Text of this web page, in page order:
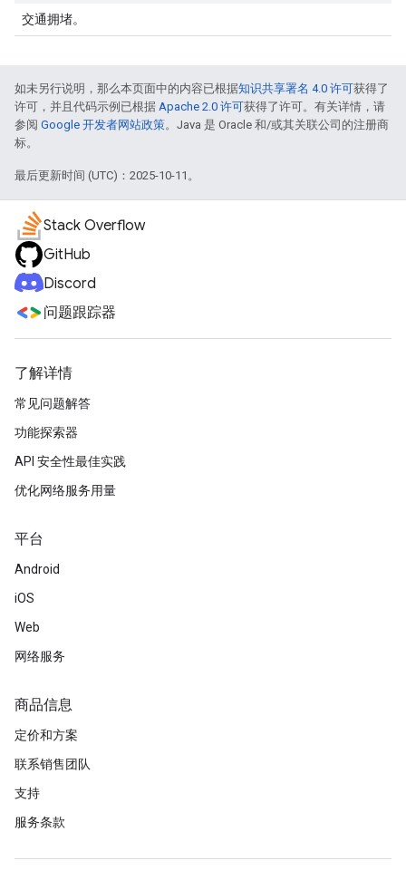
交通拥堵。
如未另行说明，那么本页面中的内容已根据知识共享署名 4.0 许可获得了
许可，并且代码示例已根据 Apache 2.0 许可获得了许可。有关详情，请
参阅 Google 开发者网站政策。Java 是 Oracle 和/或其关联公司的注册商
标。
最后更新时间 (UTC)：2025-10-11。
Stack Overflow
GitHub
Discord
问题跟踪器
了解详情
常见问题解答
功能探索器
API 安全性最佳实践
优化网络服务用量
平台
Android
iOS
Web
网络服务
商品信息
定价和方案
联系销售团队
支持
服务条款